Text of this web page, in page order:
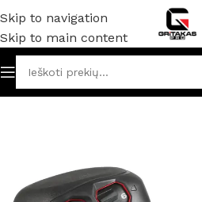
Skip to navigation
Skip to main content
ir elektriniai įrankiai